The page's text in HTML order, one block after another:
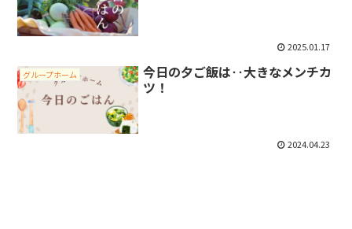
2025.01.17
グループホーム
今日の夕ご飯は‥大きなメンチカ
ツ！
2024.04.23